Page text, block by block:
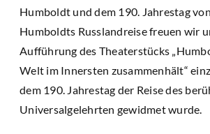
Humboldt und dem 190. Jahrestag
Humboldts Russlandreise freuen wir
Aufführung des Theaterstücks
Welt im Innersten zusammenhält“
dem 190. Jahrestag der Reise des
Universalgelehrten gewidmet wurde.